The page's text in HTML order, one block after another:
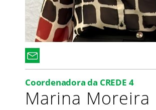
Coordenadora da CREDE 4
Marina Moreira